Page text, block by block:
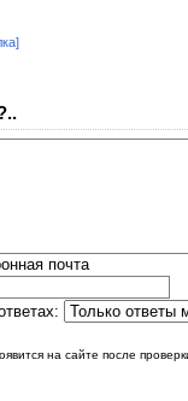
почта
на сайте после